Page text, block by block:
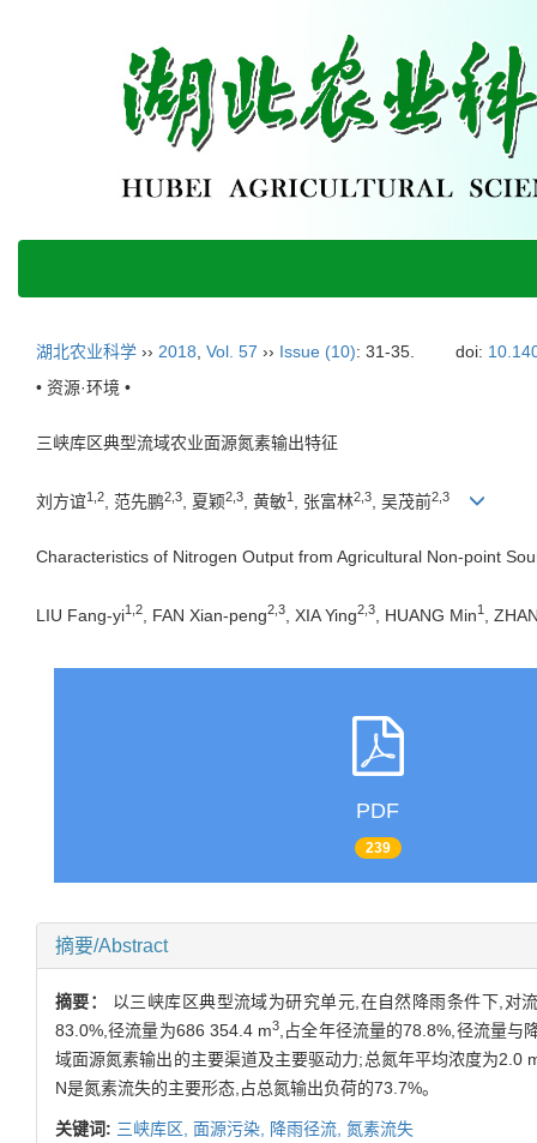
湖北农业科学 ›› 2018 Vol. 57 ›› Issue (10): 31-35. doi:
• 资源·环境 •
三峡库区典型流域农业面源氮素输出特征
刘方谊1,2 , 范先鹏2,3 , 夏颖2,3 , 黄敏1 , 张富林2,3 , 吴茂前2,3
Characteristics of Nitrogen Output from Agricultural Non-point
LIU Fang-yi1,2 , FAN Xian-peng2,3 , XIA Ying2,3 , HUANG Min1 ,
PDF
239
摘要/Abstract
摘要： 以三峡库区典型流域为研究单元,在自然降雨条件下,对
83.0%,径流量为686 354.4 m3 ,占全年径流量的78.8%,径流量与
域面源氮素输出的主要渠道及主要驱动力;总氮年平均浓度为2.0
N是氮素流失的主要形态,占总氮输出负荷的73.7%。
关键词: 三峡库区, 面源污染, 降雨径流, 氮素流失